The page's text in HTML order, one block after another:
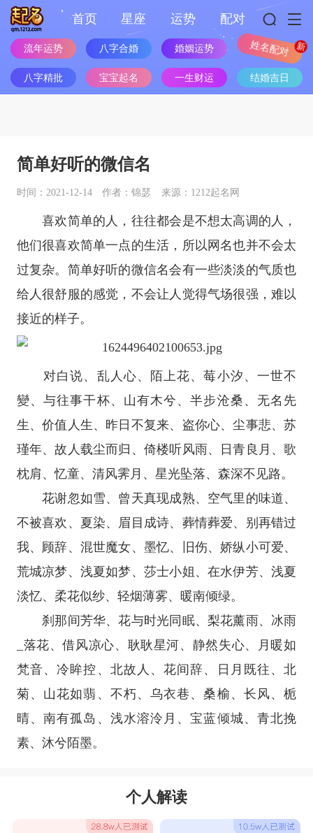
首页 星座 运势 配对
流年运势 八字合婚 婚姻运势 姓名配对
八字精批 宝宝起名 一生财运 结婚吉日
简单好听的微信名
时间：2021-12-14 作者：锦瑟 来源：1212起名网
喜欢简单的人，往往都会是不想太高调的人，
他们很喜欢简单一点的生活，所以网名也并不会太
过复杂。简单好听的微信名会有一些淡淡的气质也
给人很舒服的感觉，不会让人觉得气场很强，难以
接近的样子。
对白说、乱人心、陌上花、莓小汐、一世不
變、与往事干杯、山有木兮、半步沧桑、无名先
生、价值人生、昨日不复来、盗你心、尘事悲、苏
瑾年、故人载尘而归、倚楼听风雨、日青良月、歌
枕肩、忆童、清风霁月、星光坠落、森深不见路。
花谢忽如雪、曾天真现成熟、空气里的味道、
不被喜欢、夏染、眉目成诗、葬情葬爱、别再错过
我、顾辞、混世魔女、墨忆、旧伤、娇纵小可爱、
荒城凉梦、浅夏如梦、莎士小姐、在水伊芳、浅夏
淡忆、柔花似纱、轻烟薄雾、暖南倾绿。
刹那间芳华、花与时光同眠、梨花薰雨、冰雨
_落花、借风凉心、耿耿星河、静然失心、月暖如
梵音、冷眸控、北故人、花间辞、日月既往、北
菊、山花如翡、不朽、乌衣巷、桑榆、长风、栀
晴、南有孤岛、浅水溶泠月、宝蓝倾城、青北挽
素、沐兮陌墨。
个人解读